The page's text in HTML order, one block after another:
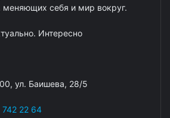
меняющих себя и мир вокруг.
Интересно
ул. Баишева, 28/5
742 22 64